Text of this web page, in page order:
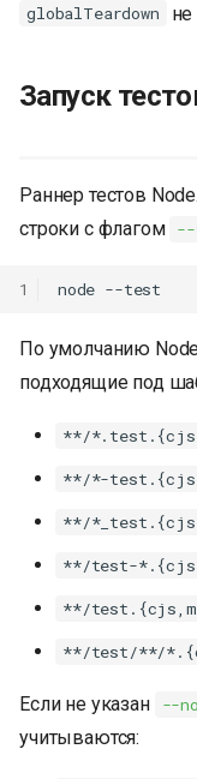
globalTeardown
Запуск
Раннер тестов
строки с флагом
1 node
По умолчанию
подходящие под
**/
**/*-
**/
**/test-
**/
**/test/**/
Если не указан --
учитываются: